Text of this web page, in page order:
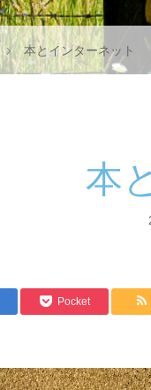
本とインターネット
本
Pocket